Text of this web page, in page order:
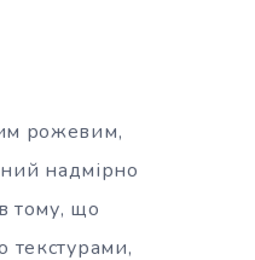
рожевим,
надмірно
тому, що
текстурами,